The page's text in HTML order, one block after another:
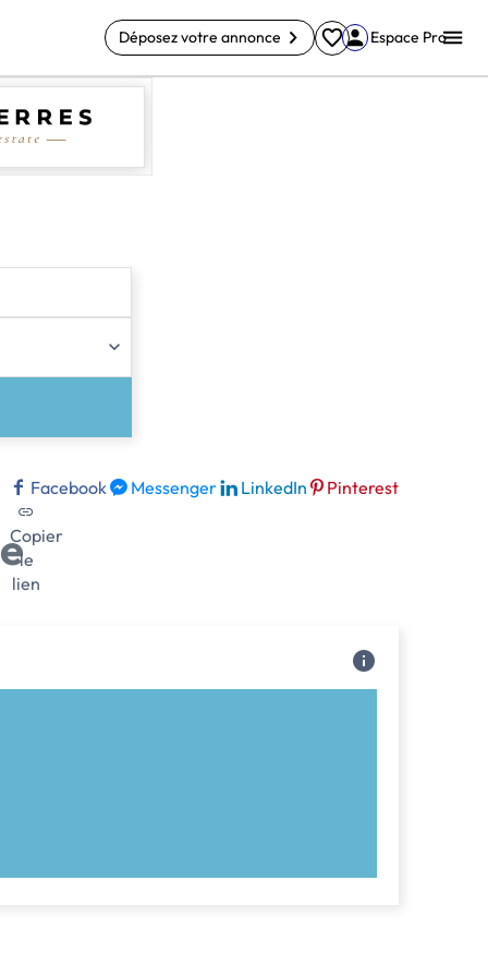
Déposez votre annonce Espace Pro
Facebook Messenger LinkedIn Pinterest
Copier
le
lien